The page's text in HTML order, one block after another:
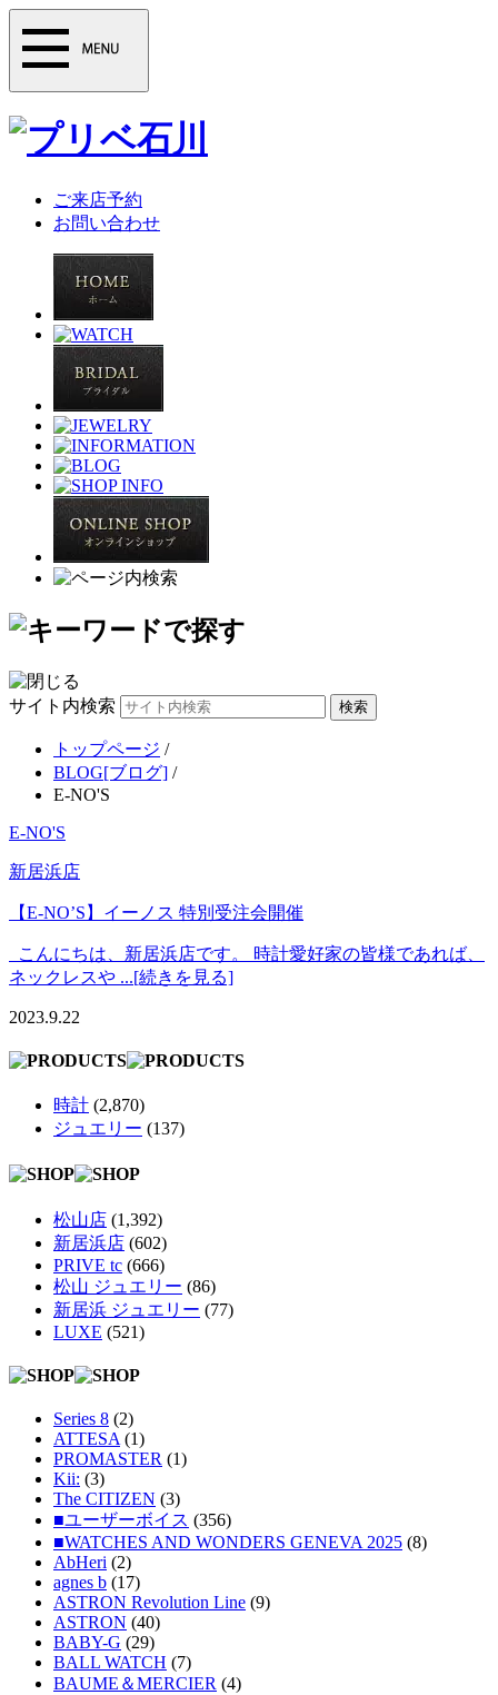
ご来店予約
お問い合わせ
サイト内検索
トップページ /
BLOG[ブログ] /
E-NO'S
E-NO'S
新居浜店
【E-NO’S】イーノス 特別受注会開催
こんにちは、新居浜店です。 時計愛好家の皆様であれば、
ネックレスや ...[続きを見る]
2023.9.22
時計 (2,870)
ジュエリー (137)
松山店 (1,392)
新居浜店 (602)
PRIVE tc (666)
松山 ジュエリー (86)
新居浜 ジュエリー (77)
LUXE (521)
Series 8 (2)
ATTESA (1)
PROMASTER (1)
Kii: (3)
The CITIZEN (3)
■ユーザーボイス (356)
■WATCHES AND WONDERS GENEVA 2025 (8)
AbHeri (2)
agnes b (17)
ASTRON Revolution Line (9)
ASTRON (40)
BABY-G (29)
BALL WATCH (7)
BAUME＆MERCIER (4)